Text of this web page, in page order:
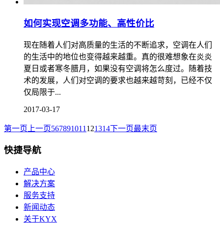
如何实现空调多功能、高性价比
现在随着人们对高质量的生活的不断追求，空调在人们
的生活中的地位也变得越来越重。真的很难想象在炎炎
夏日或者寒冬腊月，如果没有空调将怎么度过。随着技
术的发展，人们对空调的要求也越来越苛刻，已经不仅
仅局限于...
2017-03-17
第一页 上一页567891011 121314下一页最末页
快捷导航
产品中心
解决方案
服务支持
新闻动态
关于KYX